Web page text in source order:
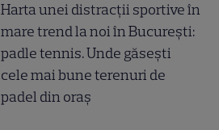
Harta unei distracții sportive în
mare trend la noi în București:
padle tennis. Unde găsești
cele mai bune terenuri de
padel din oraș